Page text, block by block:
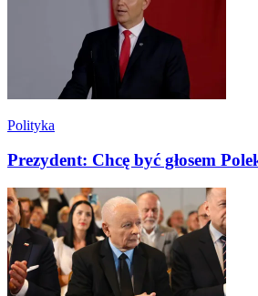
Polityka
Prezydent: Chcę być głosem